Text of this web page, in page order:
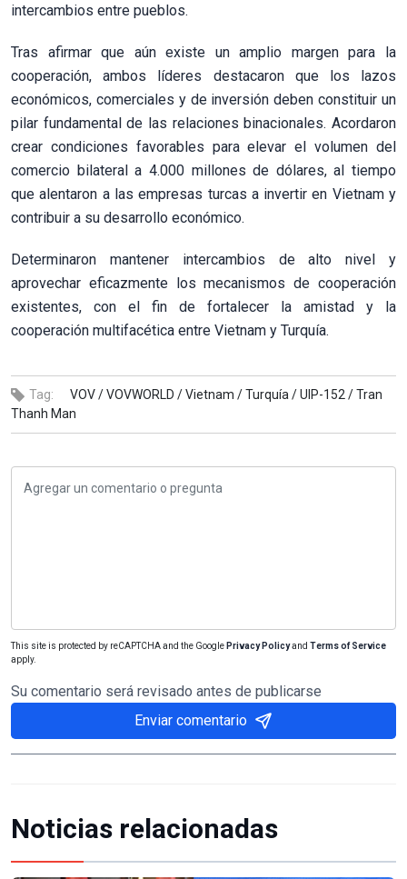
intercambios entre pueblos.
Tras afirmar que aún existe un amplio margen para la
cooperación, ambos líderes destacaron que los lazos
económicos, comerciales y de inversión deben constituir un
pilar fundamental de las relaciones binacionales. Acordaron
crear condiciones favorables para elevar el volumen del
comercio bilateral a 4.000 millones de dólares, al tiempo
que alentaron a las empresas turcas a invertir en Vietnam y
contribuir a su desarrollo económico.
Determinaron mantener intercambios de alto nivel y
aprovechar eficazmente los mecanismos de cooperación
existentes, con el fin de fortalecer la amistad y la
cooperación multifacética entre Vietnam y Turquía.
Tag: VOV /VOVWORLD /Vietnam /Turquía /UIP-152 /Tran
Thanh Man
This site is protected by reCAPTCHA and the Google Privacy Policyand Terms of Service
apply.
Su comentario será revisado antes de publicarse
Enviar comentario
Noticias relacionadas